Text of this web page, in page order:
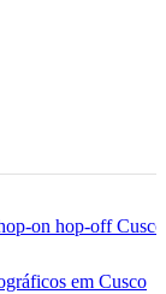
on hop-off Cusco
em Cusco